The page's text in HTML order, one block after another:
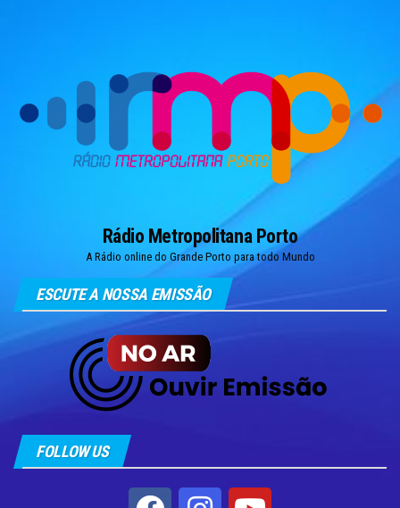
Rádio Metropolitana Porto
A Rádio online do Grande Porto para todo Mundo
ESCUTE A NOSSA EMISSÃO
FOLLOW US